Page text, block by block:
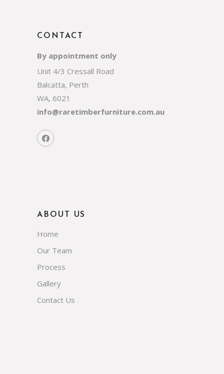
CONTACT
By appointment only
Unit 4/3 Cressall Road
Balcatta, Perth
WA, 6021
info@raretimberfurniture.com.au
ABOUT US
Home
Our Team
Process
Gallery
Contact Us